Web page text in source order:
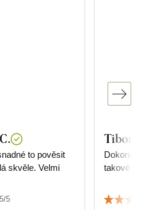
to pověsit
skvěle. Velmi
5/5
Tibor
takové,